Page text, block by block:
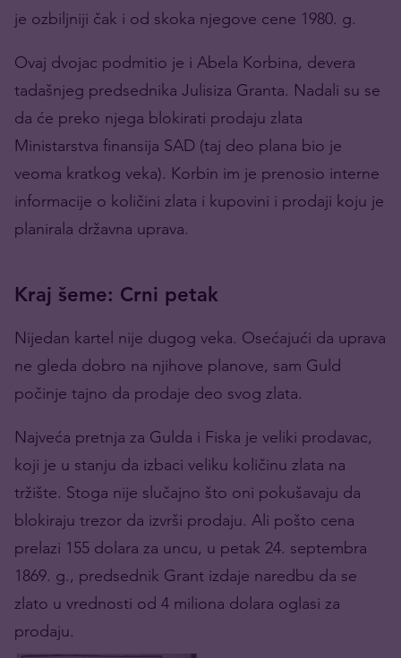
je ozbiljniji čak i od skoka njegove cene 1980. g.
Ovaj dvojac podmitio je i Abela Korbina, devera
tadašnjeg predsednika Julisiza Granta. Nadali su se
da će preko njega blokirati prodaju zlata
Ministarstva finansija SAD (taj deo plana bio je
veoma kratkog veka). Korbin im je prenosio interne
informacije o količini zlata i kupovini i prodaji koju je
planirala državna uprava.
Kraj šeme: Crni petak
Nijedan kartel nije dugog veka. Osećajući da uprava
ne gleda dobro na njihove planove, sam Guld
počinje tajno da prodaje deo svog zlata.
Najveća pretnja za Gulda i Fiska je veliki prodavac,
koji je u stanju da izbaci veliku količinu zlata na
tržište. Stoga nije slučajno što oni pokušavaju da
blokiraju trezor da izvrši prodaju. Ali pošto cena
prelazi 155 dolara za uncu, u petak 24. septembra
1869. g., predsednik Grant izdaje naredbu da se
zlato u vrednosti od 4 miliona dolara oglasi za
prodaju.